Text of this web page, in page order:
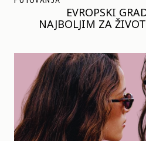
EVROPSKI
NAJBOLJIM ZA